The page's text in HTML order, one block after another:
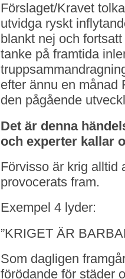
Förslaget/Kravet
utvidga ryskt
blankt nej och
tanke på framtida
efter ännu en månad
den pågående
Det är denna
och experter kallar
Förvisso är krig alltid
provocerats fram.
Exempel 4 lyder:
”KRIGET ÄR
Som dagligen
förödande för städer